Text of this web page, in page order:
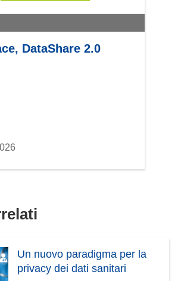
DataShare 2.0
Un nuovo paradigma per la
privacy dei dati sanitari